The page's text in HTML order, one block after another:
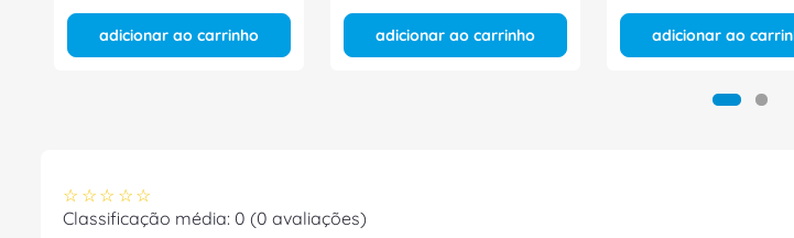
adicionar ao carrinho adicionar ao carrinho adicionar ao
☆ ☆ ☆ ☆ ☆
Classificação média: 0 (0 avaliações)